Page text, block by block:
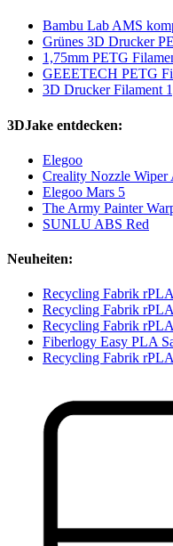
Bambu Lab AMS
Grünes 3D Drucker
1,75mm PETG
GEEETECH PETG
3D Drucker Filament
3DJake entdecken:
Elegoo
Creality Nozzle Wiper
Elegoo Mars 5
The Army Painter
SUNLU ABS Red
Neuheiten:
Recycling Fabrik
Recycling Fabrik
Recycling Fabrik
Fiberlogy Easy PLA
Recycling Fabrik